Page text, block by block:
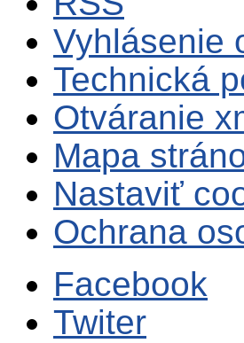
Vyhlásenie
Technická
Otváranie
Mapa
Nastaviť
Ochrana
Facebook
Twiter